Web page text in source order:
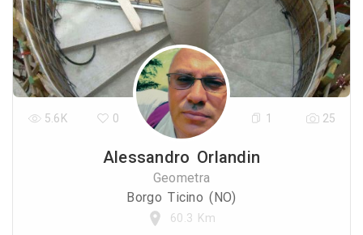
Alessandro Orlandin
Geometra
Borgo Ticino (NO)
60.3 Km
5.6K 0 1 25